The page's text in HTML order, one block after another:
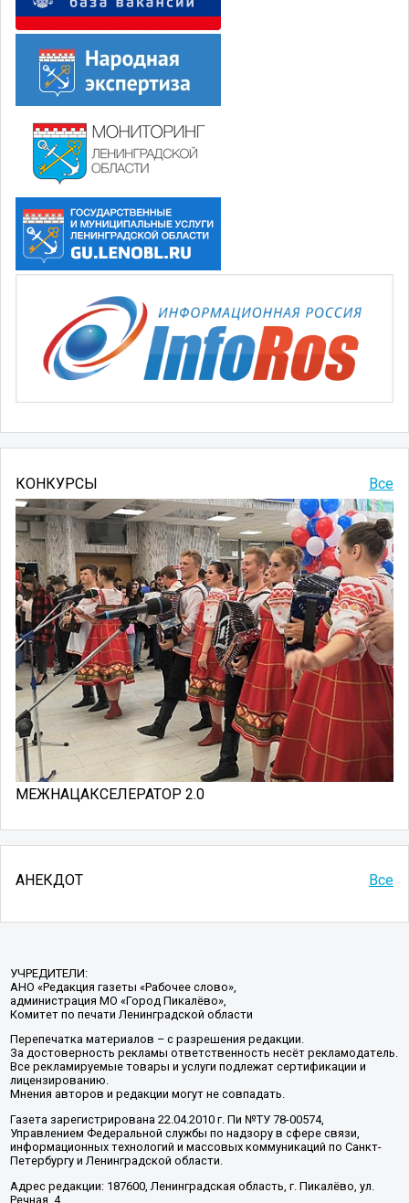
Все
КОНКУРСЫ
МЕЖНАЦАКСЕЛЕРАТОР 2.0
АНЕКДОТ Все
УЧРЕДИТЕЛИ:
АНО «Редакция газеты «Рабочее слово»,
администрация МО «Город Пикалёво»,
Комитет по печати Ленинградской области
Перепечатка материалов – с разрешения редакции.
За достоверность рекламы ответственность несёт рекламодатель.
Все рекламируемые товары и услуги подлежат сертификации и
лицензированию.
Мнения авторов и редакции могут не совпадать.
Газета зарегистрирована 22.04.2010 г. Пи №ТУ 78-00574,
Управлением Федеральной службы по надзору в сфере связи,
информационных технологий и массовых коммуникаций по Санкт-
Петербургу и Ленинградской области.
Адрес редакции: 187600, Ленинградская область, г. Пикалёво, ул.
Речная, 4.